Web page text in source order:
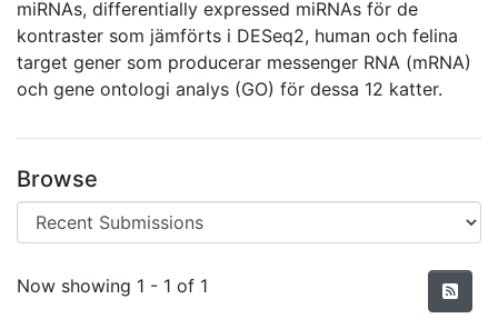
miRNAs, differentially expressed miRNAs för de
kontraster som jämförts i DESeq2, human och felina
target gener som producerar messenger RNA (mRNA)
och gene ontologi analys (GO) för dessa 12 katter.
Browse
Recent Submissions
Now showing 1 - 1 of 1